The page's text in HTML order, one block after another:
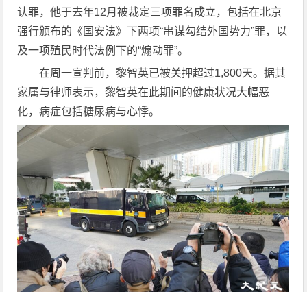
认罪，他于去年12月被裁定三项罪名成立，包括在北京
强行颁布的《国安法》下两项“串谋勾结外国势力”罪，以
及一项殖民时代法例下的“煽动罪”。
在周一宣判前，黎智英已被关押超过1,800天。据其
家属与律师表示，黎智英在此期间的健康状况大幅恶
化，病症包括糖尿病与心悸。